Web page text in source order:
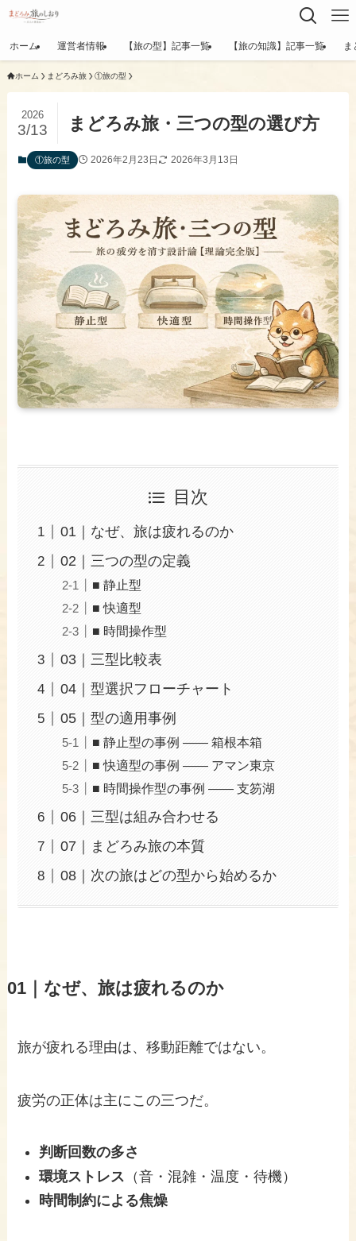
ホーム 運営者情報 【旅の型】記事一覧 【旅の知識】記事一覧 ま
ホーム まどろみ旅 ①旅の型
まどろみ旅・三つの型の選び方
2026
3/13
①旅の型 2026年2月23日 2026年3月13日
目次
01｜なぜ、旅は疲れるのか
02｜三つの型の定義
■ 静止型
■ 快適型
■ 時間操作型
03｜三型比較表
04｜型選択フローチャート
05｜型の適用事例
■ 静止型の事例 —— 箱根本箱
■ 快適型の事例 —— アマン東京
■ 時間操作型の事例 —— 支笏湖
06｜三型は組み合わせる
07｜まどろみ旅の本質
08｜次の旅はどの型から始めるか
01｜なぜ、旅は疲れるのか
旅が疲れる理由は、移動距離ではない。
疲労の正体は主にこの三つだ。
判断回数の多さ
環境ストレス （音・混雑・温度・待機）
時間制約による焦燥